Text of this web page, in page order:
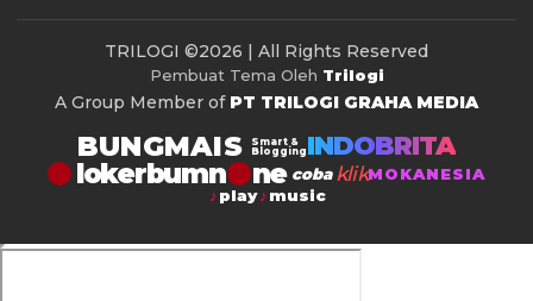
TRILOGI ©2026 | All Rights Reserved
Pembuat Tema Oleh Trilogi
A Group Member of PT TRILOGI GRAHA MEDIA
BUNGMAIS
Smart &
Blogging INDOBRITA
lokerbumn coba klikMOKANESIA
play
music